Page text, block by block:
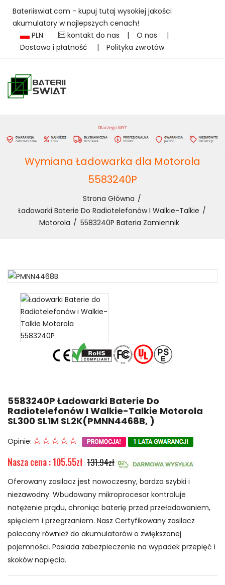
Bateriiswiat.com - kupuj tutaj wysokiej jakości
akumulatory w najlepszych cenach!
PLN
kontakt do nas | O nas
|
Dostawa i płatność
| Polityka zwrotów
Wymiana Ładowarka dla Motorola
5583240P
Strona Główna
Ładowarki Baterie Do Radiotelefonów I Walkie-Talkie
Motorola
5583240P Bateria Zamiennik
5583240P Ładowarki Baterie Do
Radiotelefonów I Walkie-Talkie Motorola
SL300 SL1M SL2K(PMNN4468B, )
Opinie:
Nasza cena : 105.55zł 131.94zł
Oferowany zasilacz jest nowoczesny, bardzo szybki i
niezawodny. Wbudowany mikroprocesor kontroluje
natężenie prądu, chroniąc baterię przed przeładowaniem,
spięciem i przegrzaniem. Nasz Certyfikowany zasilacz
polecany również do akumulatorów o zwiększonej
pojemności. Posiada zabezpieczenie na wypadek przepięć i
skoków napięcia.